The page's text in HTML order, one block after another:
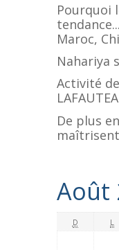
Pourquoi
tendance...
Maroc,
Nahariya
Activité
De plus
Août
D L